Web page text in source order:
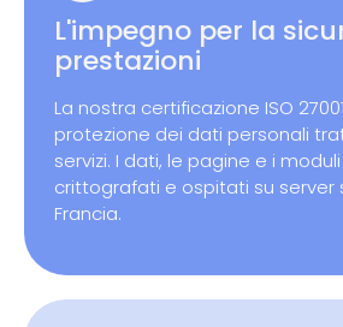
L'impegno per la
prestazioni
La nostra certificazione ISO
protezione dei dati personali
servizi. I dati, le pagine e i
crittografati e ospitati su server
Francia.